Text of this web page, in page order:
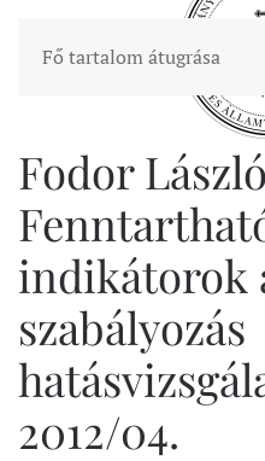
Fő tartalom átugrása
Fodor
indikátorok
szabályozás
2012/04.